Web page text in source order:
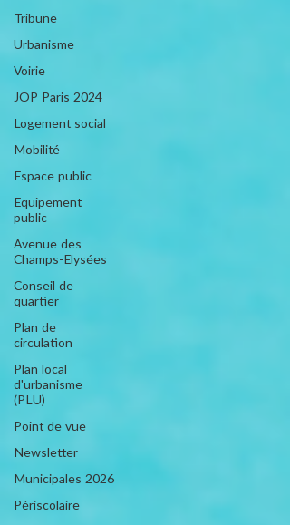
Tribune
Urbanisme
Voirie
JOP Paris 2024
Logement social
Mobilité
Espace public
Equipement
public
Avenue des
Champs-Elysées
Conseil de
quartier
Plan de
circulation
Plan local
d'urbanisme
(PLU)
Point de vue
Newsletter
Municipales 2026
Périscolaire